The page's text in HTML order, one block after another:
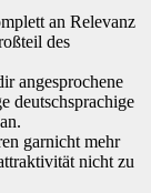
an Relevanz
des
angesprochene
deutschsprachige
garnicht mehr
nicht zu